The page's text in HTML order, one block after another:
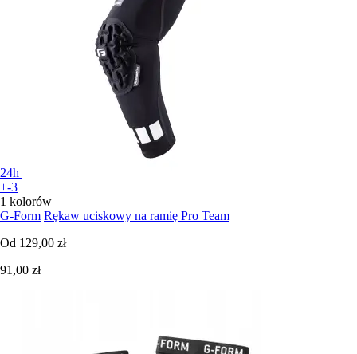
24h
+-3
1 kolorów
G-Form Rękaw uciskowy na ramię Pro Team
Od 129,00 zł
91,00 zł